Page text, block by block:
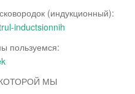
(индукционный):
inductsionnih
пользуемся:
МЫ